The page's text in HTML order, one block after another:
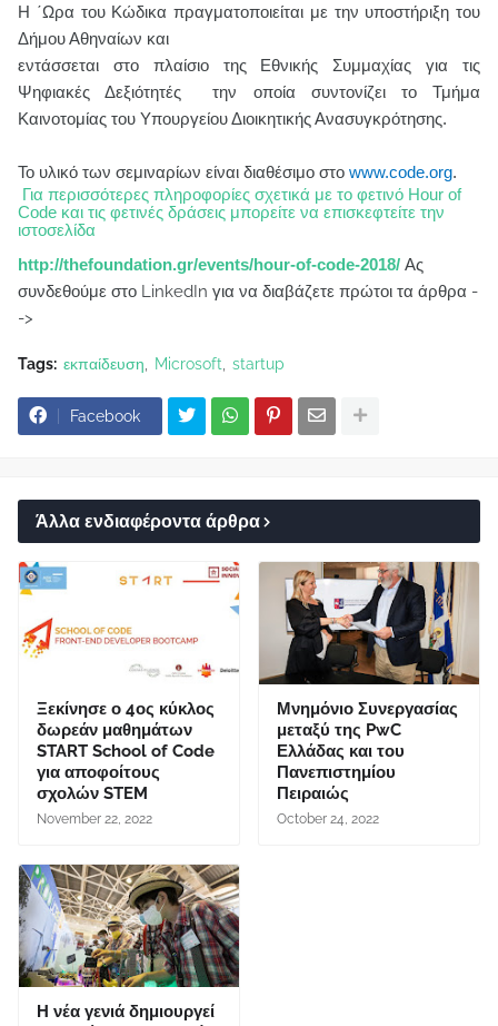
Η ΄Ωρα του Κώδικα πραγματοποιείται με την υποστήριξη του
Δήμου Αθηναίων και
εντάσσεται στο πλαίσιο της Εθνικής Συμμαχίας για τις
Ψηφιακές Δεξιότητές την οποία συντονίζει το Τμήμα
Καινοτομίας του Υπουργείου Διοικητικής Ανασυγκρότησης.
Το υλικό των σεμιναρίων είναι διαθέσιμο στο www.code.org.
Για περισσότερες πληροφορίες σχετικά με το φετινό Hour of
Code και τις φετινές δράσεις μπορείτε να επισκεφτείτε την
ιστοσελίδα
http://thefoundation.gr/events/hour-of-code-2018/ Ας
συνδεθούμε στο LinkedIn για να διαβάζετε πρώτοι τα άρθρα -
->
Tags: εκπαίδευση Microsoft startup
Facebook
Άλλα ενδιαφέροντα άρθρα
Ξεκίνησε ο 4ος κύκλος
δωρεάν μαθημάτων
START School of Code
για αποφοίτους
σχολών STEM
November 22, 2022
Μνημόνιο Συνεργασίας
μεταξύ της PwC
Ελλάδας και του
Πανεπιστημίου
Πειραιώς
October 24, 2022
Η νέα γενιά δημιουργεί